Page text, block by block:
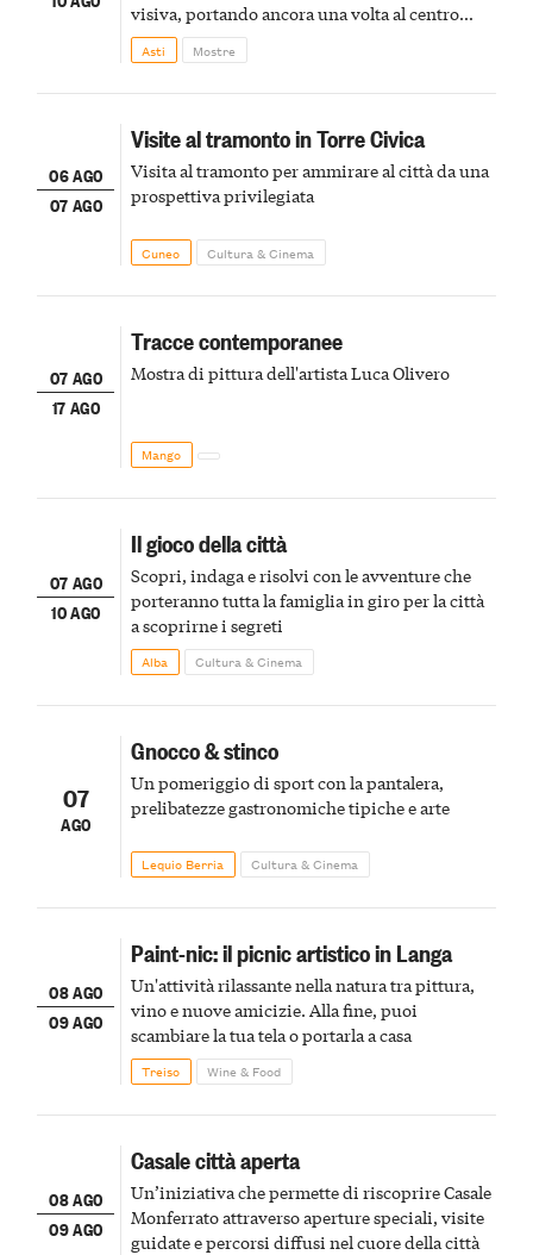
visiva, portando ancora una volta al centro
della scena le meraviglie del passato astigiano
Asti Mostre
06 AGO
07 AGO
Visite al tramonto in Torre Civica
Visita al tramonto per ammirare al città da una
prospettiva privilegiata
Cuneo Cultura & Cinema
07 AGO
17 AGO
Tracce contemporanee
Mostra di pittura dell'artista Luca Olivero
Mango
07 AGO
10 AGO
Il gioco della città
Scopri, indaga e risolvi con le avventure che
porteranno tutta la famiglia in giro per la città
a scoprirne i segreti
Alba Cultura & Cinema
07
AGO
Gnocco & stinco
Un pomeriggio di sport con la pantalera,
prelibatezze gastronomiche tipiche e arte
Lequio Berria Cultura & Cinema
08 AGO
09 AGO
Paint-nic: il picnic artistico in Langa
Un'attività rilassante nella natura tra pittura,
vino e nuove amicizie. Alla fine, puoi
scambiare la tua tela o portarla a casa
Treiso Wine & Food
08 AGO
09 AGO
Casale città aperta
Un’iniziativa che permette di riscoprire Casale
Monferrato attraverso aperture speciali, visite
guidate e percorsi diffusi nel cuore della città